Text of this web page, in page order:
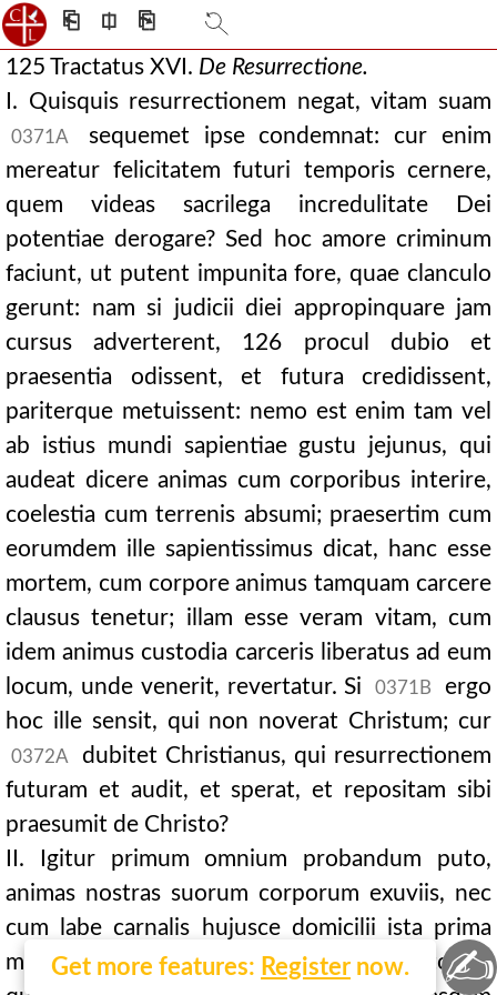
⎗ ⎅ ⎘
125 Tractatus XVI. De Resurrectione.
I. Quisquis resurrectionem negat, vitam suam
0371A
sequemet ipse condemnat: cur enim
mereatur felicitatem futuri temporis cernere,
quem videas sacrilega incredulitate Dei
potentiae derogare? Sed hoc amore criminum
faciunt, ut putent impunita fore, quae clanculo
gerunt: nam si judicii diei appropinquare jam
cursus adverterent, 126 procul dubio et
praesentia odissent, et futura credidissent,
pariterque metuissent: nemo est enim tam vel
ab istius mundi sapientiae gustu jejunus, qui
audeat dicere animas cum corporibus interire,
coelestia cum terrenis absumi; praesertim cum
eorumdem ille sapientissimus dicat, hanc esse
mortem, cum corpore animus tamquam carcere
clausus tenetur; illam esse veram vitam, cum
idem animus custodia carceris liberatus ad eum
locum, unde venerit, revertatur. Si
0371B
ergo
hoc ille sensit, qui non noverat Christum; cur
0372A
dubitet Christianus, qui resurrectionem
futuram et audit, et sperat, et repositam sibi
praesumit de Christo?
II. Igitur primum omnium probandum puto,
animas nostras suorum corporum exuviis, nec
cum labe carnalis hujusce domicilii ista prima
morte dissolvi; sed pro qualitate factorum
Get more features: Register now. ✍